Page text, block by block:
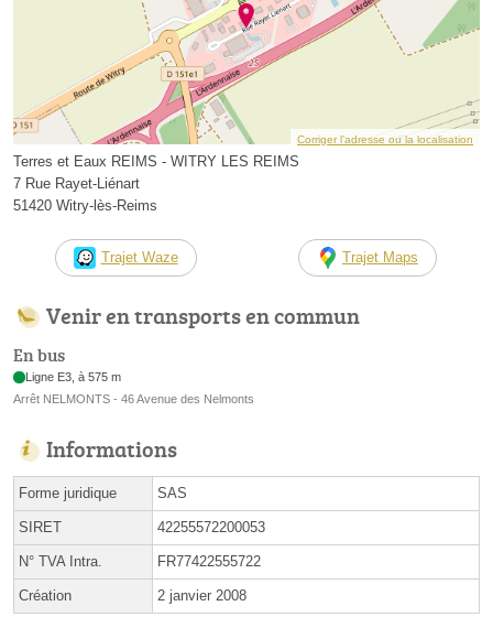
Corriger l’adresse ou la localisation
Terres et Eaux REIMS - WITRY LES REIMS
7 Rue Rayet-Liénart
51420 Witry-lès-Reims
Trajet Waze Trajet Maps
Venir en transports en commun
En bus
Ligne E3, à 575 m
Arrêt NELMONTS - 46 Avenue des Nelmonts
Informations
Forme juridique SAS
SIRET 42255572200053
N° TVA Intra. FR77422555722
Création 2 janvier 2008